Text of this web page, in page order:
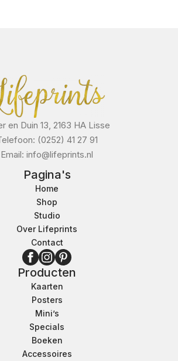
en Duin 13, 2163 HA Lisse
(0252) 41 27 91
Email: info@lifeprints.nl
Pagina's
Home
Shop
Studio
Over Lifeprints
Contact
Producten
Kaarten
Posters
Mini’s
Specials
Boeken
Accessoires